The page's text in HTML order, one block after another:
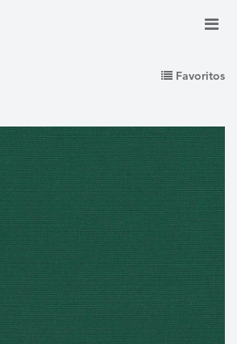
Favoritos